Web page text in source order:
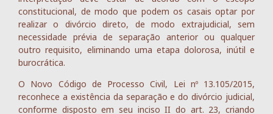
constitucional, de modo que podem os casais optar por
realizar o divórcio direto, de modo extrajudicial, sem
necessidade prévia de separação anterior ou qualquer
outro requisito, eliminando uma etapa dolorosa, inútil e
burocrática.
O Novo Código de Processo Civil, Lei nº 13.105/2015,
reconhece a existência da separação e do divórcio judicial,
conforme disposto em seu inciso II do art. 23, criando